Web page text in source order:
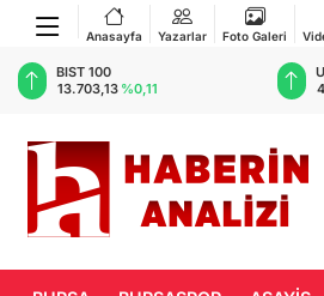
Anasayfa Yazarlar Foto Galeri
BIST 100
13.703,13 %0,11